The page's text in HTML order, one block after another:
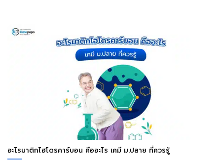
อะโรมาติกไฮโดรคาร์บอน คืออะไร เคมี ม.ปลาย ที่ควรรู้